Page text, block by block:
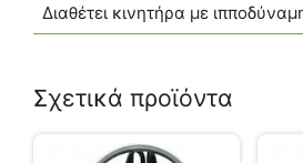
Διαθέτει κινητήρα με
Σχετικά προϊόντα